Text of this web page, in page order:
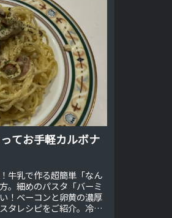
てお手軽カルボナ
牛乳で作る超簡単「なん
。細めのパスタ「バーミ
！ベーコンと卵黄の濃厚
タレシピをご紹介。冷蔵